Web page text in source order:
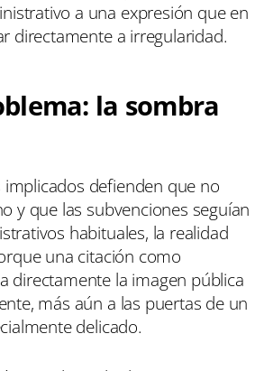
a una expresión que en
directamente a irregularidad.
la sombra
defienden que no
y que las subvenciones seguían
habituales, la realidad
una citación como
directamente la imagen pública
más aún a las puertas de un
delicado.